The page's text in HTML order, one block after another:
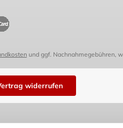
und ggf. Nachnahmegebühren,
widerrufen